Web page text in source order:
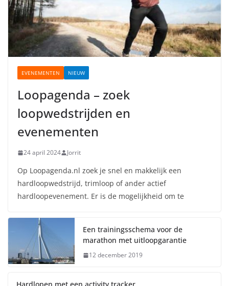
EVENEMENTEN NIEUW
Loopagenda – zoek
loopwedstrijden en
evenementen
24 april 2024 Jorrit
Op Loopagenda.nl zoek je snel en makkelijk een
hardloopwedstrijd, trimloop of ander actief
hardloopevenement. Er is de mogelijkheid om te
Een trainingsschema voor de
marathon met uitloopgarantie
12 december 2019